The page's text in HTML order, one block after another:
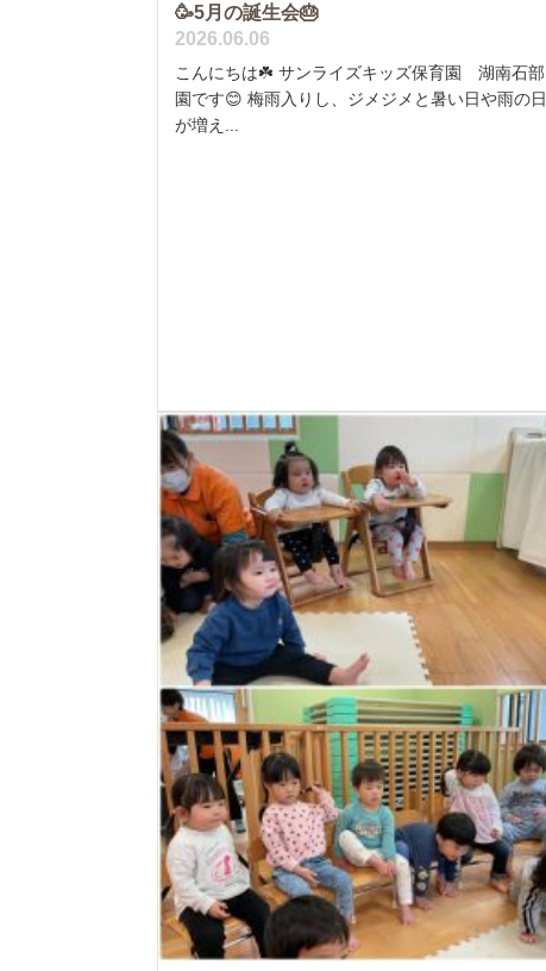
🥳5月の誕生会🎂
2026.06.06
こんにちは☘️ サンライズキッズ保育園 湖南石部
園です😊 梅雨入りし、ジメジメと暑い日や雨の日
が増え...